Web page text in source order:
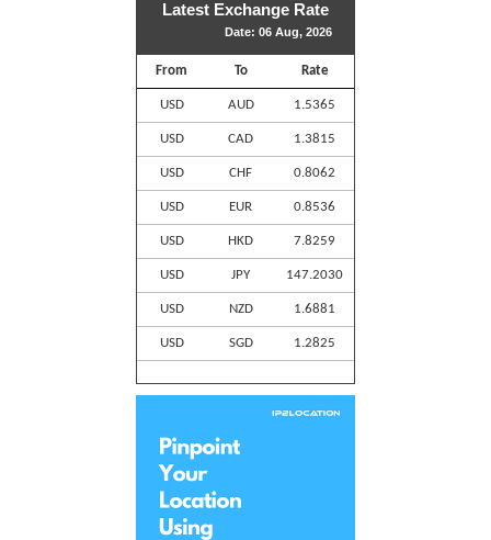
Latest Exchange Rate
Date: 06 Aug, 2026
From To Rate
USD AUD 1.5365
USD CAD 1.3815
USD CHF 0.8062
USD EUR 0.8536
USD HKD 7.8259
USD JPY 147.2030
USD NZD 1.6881
USD SGD 1.2825